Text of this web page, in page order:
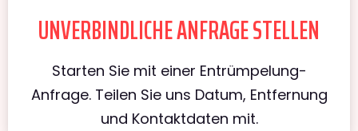
UNVERBINDLICHE ANFRAGE STELLEN
Starten Sie mit einer Entrümpelung-
Anfrage. Teilen Sie uns Datum, Entfernung
und Kontaktdaten mit.